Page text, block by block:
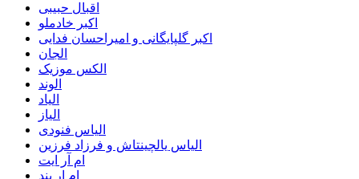
اقبال حبیبی
اکبر خادملو
اکبر گلپایگانی و امیراحسان فدایی
الجان
الکس موزیک
الوند
الیاد
الیاز
الیاس فنودی
الیاس یالچینتاش و فرزاد فرزین
ام آر ایت
ام‌ ار بند